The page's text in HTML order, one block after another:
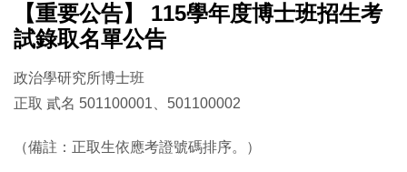
【重要公告】 115學年度博士班招生考
試錄取名單公告
政治學研究所博士班
正取 貳名 501100001、501100002
（備註：正取生依應考證號碼排序。）